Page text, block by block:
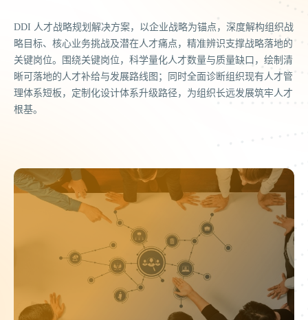
DDI 人才战略规划解决方案，以企业战略为锚点，深度解构组织战
略目标、核心业务挑战及潜在人才痛点，精准辨识支撑战略落地的
关键岗位。围绕关键岗位，科学量化人才数量与质量缺口，绘制清
晰可落地的人才补给与发展路线图；同时全面诊断组织现有人才管
理体系短板，定制化设计体系升级路径，为组织长远发展筑牢人才
根基。